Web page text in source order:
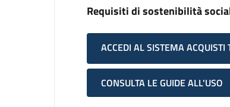
Requisiti di sostenibilità
ACCEDI AL SISTEMA ACQUISTI
CONSULTA LE GUIDE ALL'USO